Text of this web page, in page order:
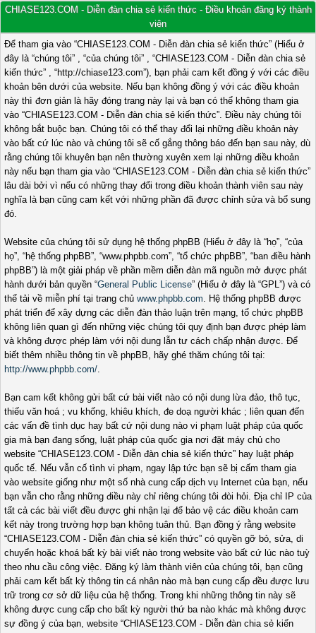
CHIASE123.COM - Diễn đàn chia sẻ kiến thức - Điều khoản đăng ký thành
viên
Để tham gia vào “CHIASE123.COM - Diễn đàn chia sẻ kiến thức” (Hiểu ở
đây là “chúng tôi” , “của chúng tôi” , “CHIASE123.COM - Diễn đàn chia sẻ
kiến thức” , “http://chiase123.com”), bạn phải cam kết đồng ý với các điều
khoản bên dưới của website. Nếu bạn không đồng ý với các điều khoản
này thì đơn giản là hãy đóng trang này lại và bạn có thể không tham gia
vào “CHIASE123.COM - Diễn đàn chia sẻ kiến thức”. Điều này chúng tôi
không bắt buộc bạn. Chúng tôi có thể thay đổi lại những điều khoản này
vào bất cứ lúc nào và chúng tôi sẽ cố gắng thông báo đến bạn sau này, dù
rằng chúng tôi khuyên bạn nên thường xuyên xem lại những điều khoản
này nếu bạn tham gia vào “CHIASE123.COM - Diễn đàn chia sẻ kiến thức”
lâu dài bởi vì nếu có những thay đổi trong điều khoản thành viên sau này
nghĩa là bạn cũng cam kết với những phần đã được chỉnh sửa và bổ sung
đó.
Website của chúng tôi sử dụng hệ thống phpBB (Hiểu ở đây là “họ”, “của
họ”, “hệ thống phpBB”, “www.phpbb.com”, “tổ chức phpBB”, “ban điều hành
phpBB”) là một giải pháp về phần mềm diễn đàn mã nguồn mở được phát
hành dưới bản quyền “General Public License” (Hiểu ở đây là “GPL”) và có
thể tải về miễn phí tại trang chủ www.phpbb.com. Hệ thống phpBB được
phát triển để xây dựng các diễn đàn thảo luận trên mạng, tổ chức phpBB
không liên quan gì đến những việc chúng tôi quy định bạn được phép làm
và không được phép làm với nội dung lẫn tư cách chấp nhận được. Để
biết thêm nhiều thông tin về phpBB, hãy ghé thăm chúng tôi tại:
http://www.phpbb.com/.
Bạn cam kết không gửi bất cứ bài viết nào có nội dung lừa đảo, thô tục,
thiếu văn hoá ; vu khống, khiêu khích, đe doạ người khác ; liên quan đến
các vấn đề tình dục hay bất cứ nội dung nào vi phạm luật pháp của quốc
gia mà bạn đang sống, luật pháp của quốc gia nơi đặt máy chủ cho
website “CHIASE123.COM - Diễn đàn chia sẻ kiến thức” hay luật pháp
quốc tế. Nếu vẫn cố tình vi phạm, ngay lập tức bạn sẽ bị cấm tham gia
vào website giống như một số nhà cung cấp dịch vụ Internet của bạn, nếu
bạn vẫn cho rằng những điều này chỉ riêng chúng tôi đòi hỏi. Địa chỉ IP của
tất cả các bài viết đều được ghi nhận lại để bảo vệ các điều khoản cam
kết này trong trường hợp bạn không tuân thủ. Bạn đồng ý rằng website
“CHIASE123.COM - Diễn đàn chia sẻ kiến thức” có quyền gỡ bỏ, sửa, di
chuyển hoặc khoá bất kỳ bài viết nào trong website vào bất cứ lúc nào tuỳ
theo nhu cầu công việc. Đăng ký làm thành viên của chúng tôi, bạn cũng
phải cam kết bất kỳ thông tin cá nhân nào mà bạn cung cấp đều được lưu
trữ trong cơ sở dữ liệu của hệ thống. Trong khi những thông tin này sẽ
không được cung cấp cho bất kỳ người thứ ba nào khác mà không được
sự đồng ý của bạn, website “CHIASE123.COM - Diễn đàn chia sẻ kiến